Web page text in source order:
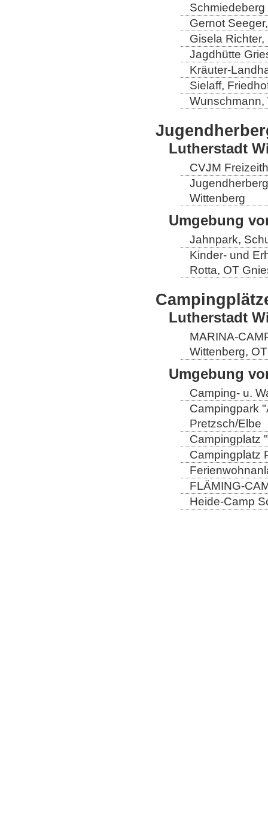
Schmiedeberg
Gernot
Gisela
Jagdhütte
Kräuter-
Sielaff,
Wunschmann,
Lutherstadt
CVJM
Wittenberg
Umgebung
Jahnpark,
Kinder- und
Rotta, OT
Lutherstadt
MARINA-
Wittenberg,
Umgebung
Camping- u.
Campingpark
Pretzsch/Elbe
Campingplatz
Campingplatz
FLÄMING-
Heide-Camp